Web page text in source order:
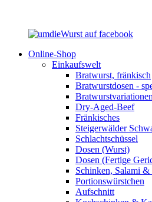
Online-Shop
Einkaufswelt
Bratwurst, fränkisch
Bratwurst­dosen -
Dry-Aged-Beef
Fränkisches
Steigerwälder
Schlacht­schüssel
Dosen (Wurst)
Dosen (Fertige
Schinken, Salami &
Portions­würstchen
Aufschnitt